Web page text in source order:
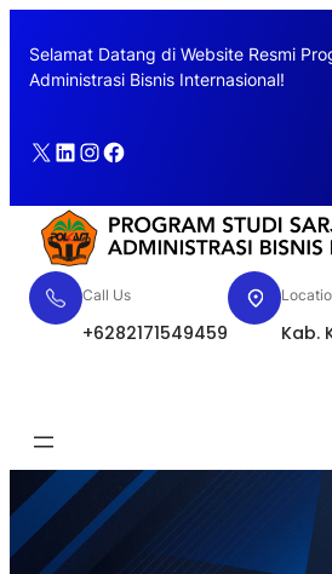
content
Selamat Datang di Website Resmi
Administrasi Bisnis Internasional!
X LinkedIn
Instagram
Facebook
Call Us
+6282171549459
Kab.